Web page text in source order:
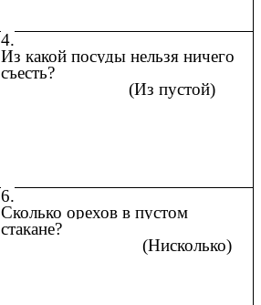
4.
Из какой посуды нельзя ничего
съесть?
(Из пустой)
6.
Сколько орехов в пустом
стакане?
(Нисколько)